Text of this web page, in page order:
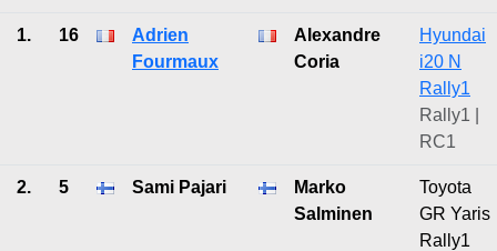
1. 16
Adrien
Fourmaux
Alexandre
Coria
Hyundai
i20 N
Rally1
Rally1 |
RC1
2. 5 Sami Pajari
Marko
Salminen
Toyota
GR Yaris
Rally1